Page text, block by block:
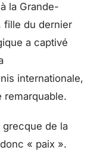
la Grande-
fille du dernier
a captivé
internationale,
de la
« paix ».